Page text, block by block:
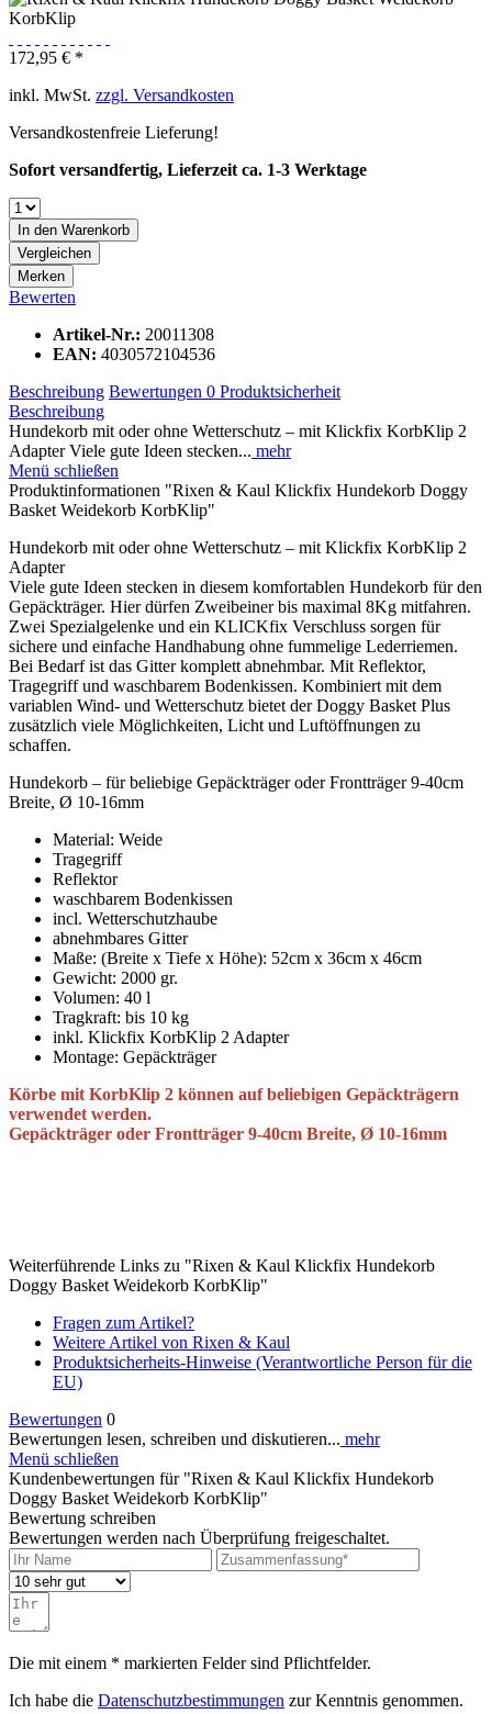
172,95 € *
inkl. MwSt. zzgl. Versandkosten
Versandkostenfreie Lieferung!
Sofort versandfertig, Lieferzeit ca. 1-3 Werktage
In den Warenkorb
Vergleichen
Merken
Bewerten
Artikel-Nr.: 20011308
EAN: 4030572104536
Beschreibung Bewertungen 0 Produktsicherheit
Beschreibung
Hundekorb mit oder ohne Wetterschutz – mit Klickfix KorbKlip 2
Adapter Viele gute Ideen stecken... mehr
Menü schließen
Produktinformationen "Rixen & Kaul Klickfix Hundekorb Doggy
Basket Weidekorb KorbKlip"
Hundekorb mit oder ohne Wetterschutz – mit Klickfix KorbKlip 2
Adapter
Viele gute Ideen stecken in diesem komfortablen Hundekorb für den
Gepäckträger. Hier dürfen Zweibeiner bis maximal 8Kg mitfahren.
Zwei Spezialgelenke und ein KLICKfix Verschluss sorgen für
sichere und einfache Handhabung ohne fummelige Lederriemen.
Bei Bedarf ist das Gitter komplett abnehmbar. Mit Reflektor,
Tragegriff und waschbarem Bodenkissen. Kombiniert mit dem
variablen Wind- und Wetterschutz bietet der Doggy Basket Plus
zusätzlich viele Möglichkeiten, Licht und Luftöffnungen zu
schaffen.
Hundekorb – für beliebige Gepäckträger oder Frontträger 9-40cm
Breite, Ø 10-16mm
Material: Weide
Tragegriff
Reflektor
waschbarem Bodenkissen
incl. Wetterschutzhaube
abnehmbares Gitter
Maße: (Breite x Tiefe x Höhe): 52cm x 36cm x 46cm
Gewicht: 2000 gr.
Volumen: 40 l
Tragkraft: bis 10 kg
inkl. Klickfix KorbKlip 2 Adapter
Montage: Gepäckträger
Körbe mit KorbKlip 2 können auf beliebigen Gepäckträgern
verwendet werden.
Gepäckträger oder Frontträger 9-40cm Breite, Ø 10-16mm
Weiterführende Links zu "Rixen & Kaul Klickfix Hundekorb
Doggy Basket Weidekorb KorbKlip"
Fragen zum Artikel?
Weitere Artikel von Rixen & Kaul
Produktsicherheits-Hinweise (Verantwortliche Person für die
EU)
Bewertungen 0
Bewertungen lesen, schreiben und diskutieren... mehr
Menü schließen
Kundenbewertungen für "Rixen & Kaul Klickfix Hundekorb
Doggy Basket Weidekorb KorbKlip"
Bewertung schreiben
Bewertungen werden nach Überprüfung freigeschaltet.
Die mit einem * markierten Felder sind Pflichtfelder.
Ich habe die Datenschutzbestimmungen zur Kenntnis genommen.